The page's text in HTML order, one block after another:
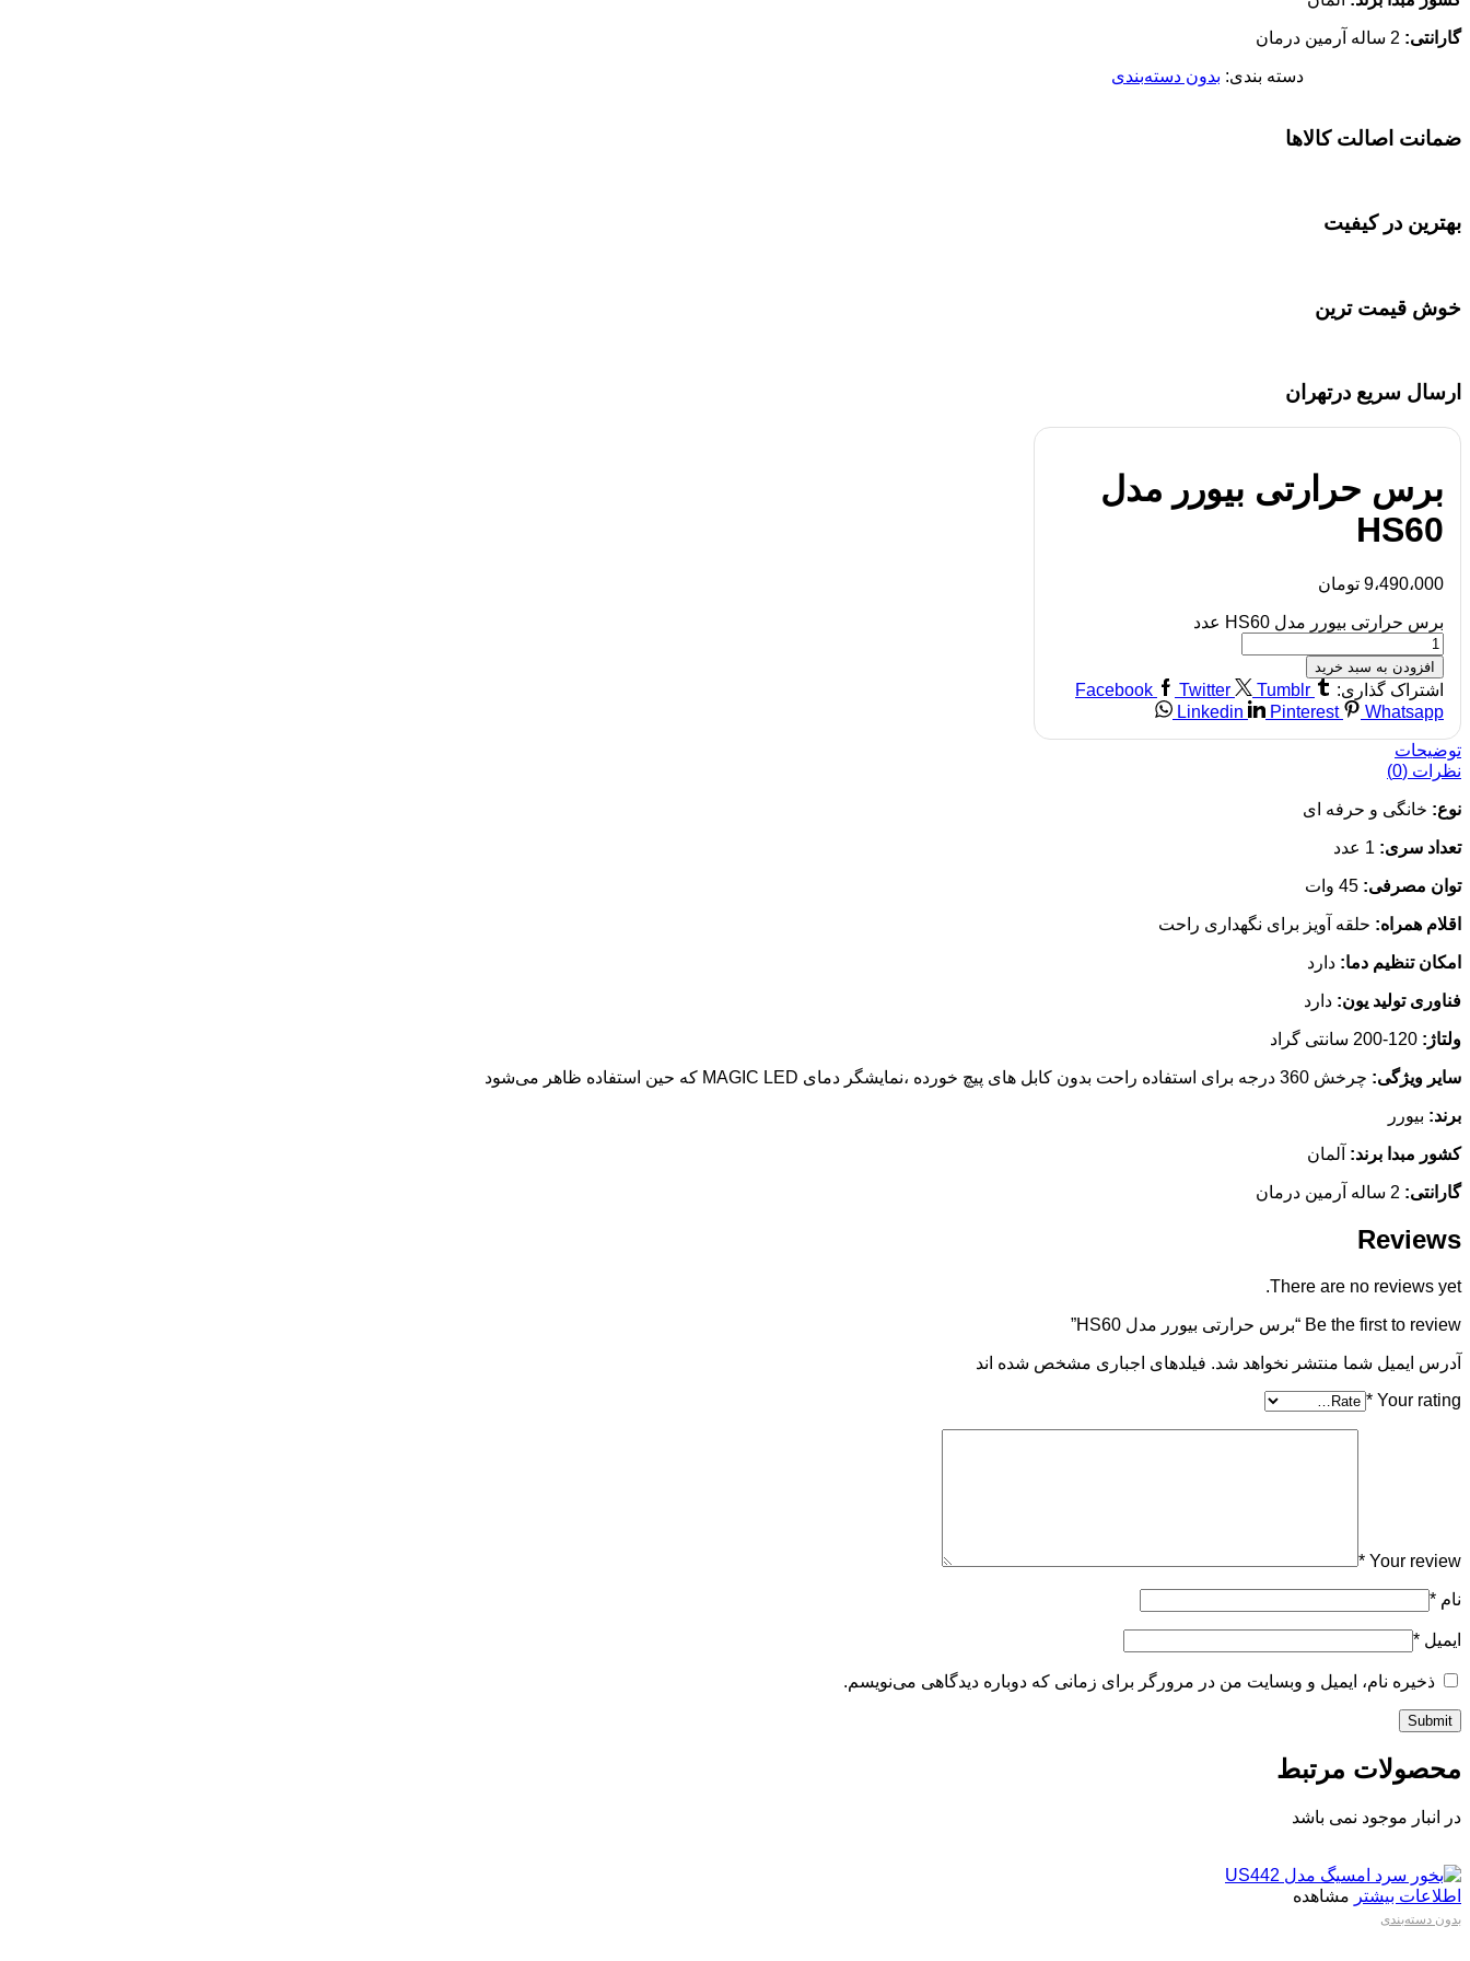
گارانتی:
دسته بندی: بدون دسته‌بندی
ضمانت اصالت کالاها
بهترین در کیفیت
خوش قیمت ترین
ارسال سریع درتهران
برس حرارتی بیورر مدل
HS60
9،490،000 تومان
برس حرارتی بیورر مدل HS60 عدد
افزودن به سبد خرید
اشتراک گذاری: Facebook Twitter
Tumblr
Linkedin
Pinterest Whatsapp
توضیحات
نظرات (0)
نوع: خانگی و حرفه ای
تعداد سری:
توان مصرفی:
اقلام همراه: حلقه آویز برای نگهداری راحت
امکان تنظیم دما: دارد
فناوری تولید یون: دارد
ولتاژ:
سایر ویژگی: چرخش 360 درجه برای استفاده راحت بدون کابل های پیچ خورده ،نمایشگر دمای MAGIC LED که حین استفاده ظاهر می‌شود
برند: بیورر
کشور مبدا برند: آلمان
گارانتی:
Reviews
There are no reviews yet.
Be the first to review “برس حرارتی بیورر مدل HS60”
آدرس ایمیل شما منتشر نخواهد شد. فیلدهای اجباری مشخص شده اند
Your rating
*
Your review
*
نام *
ایمیل *
ذخیره نام، ایمیل و وبسایت من در مرورگر برای زمانی که دوباره دیدگاهی می‌نویسم.
محصولات مرتبط
در انبار موجود نمی باشد
اطلاعات بیشتر مشاهده
بدون دسته‌بندی